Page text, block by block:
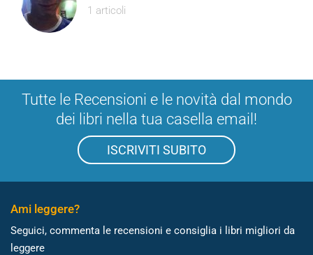
1 articoli
Tutte le Recensioni e le novità dal mondo
dei libri nella tua casella email!
ISCRIVITI SUBITO
Ami leggere?
Seguici, commenta le recensioni e consiglia i libri migliori da
leggere